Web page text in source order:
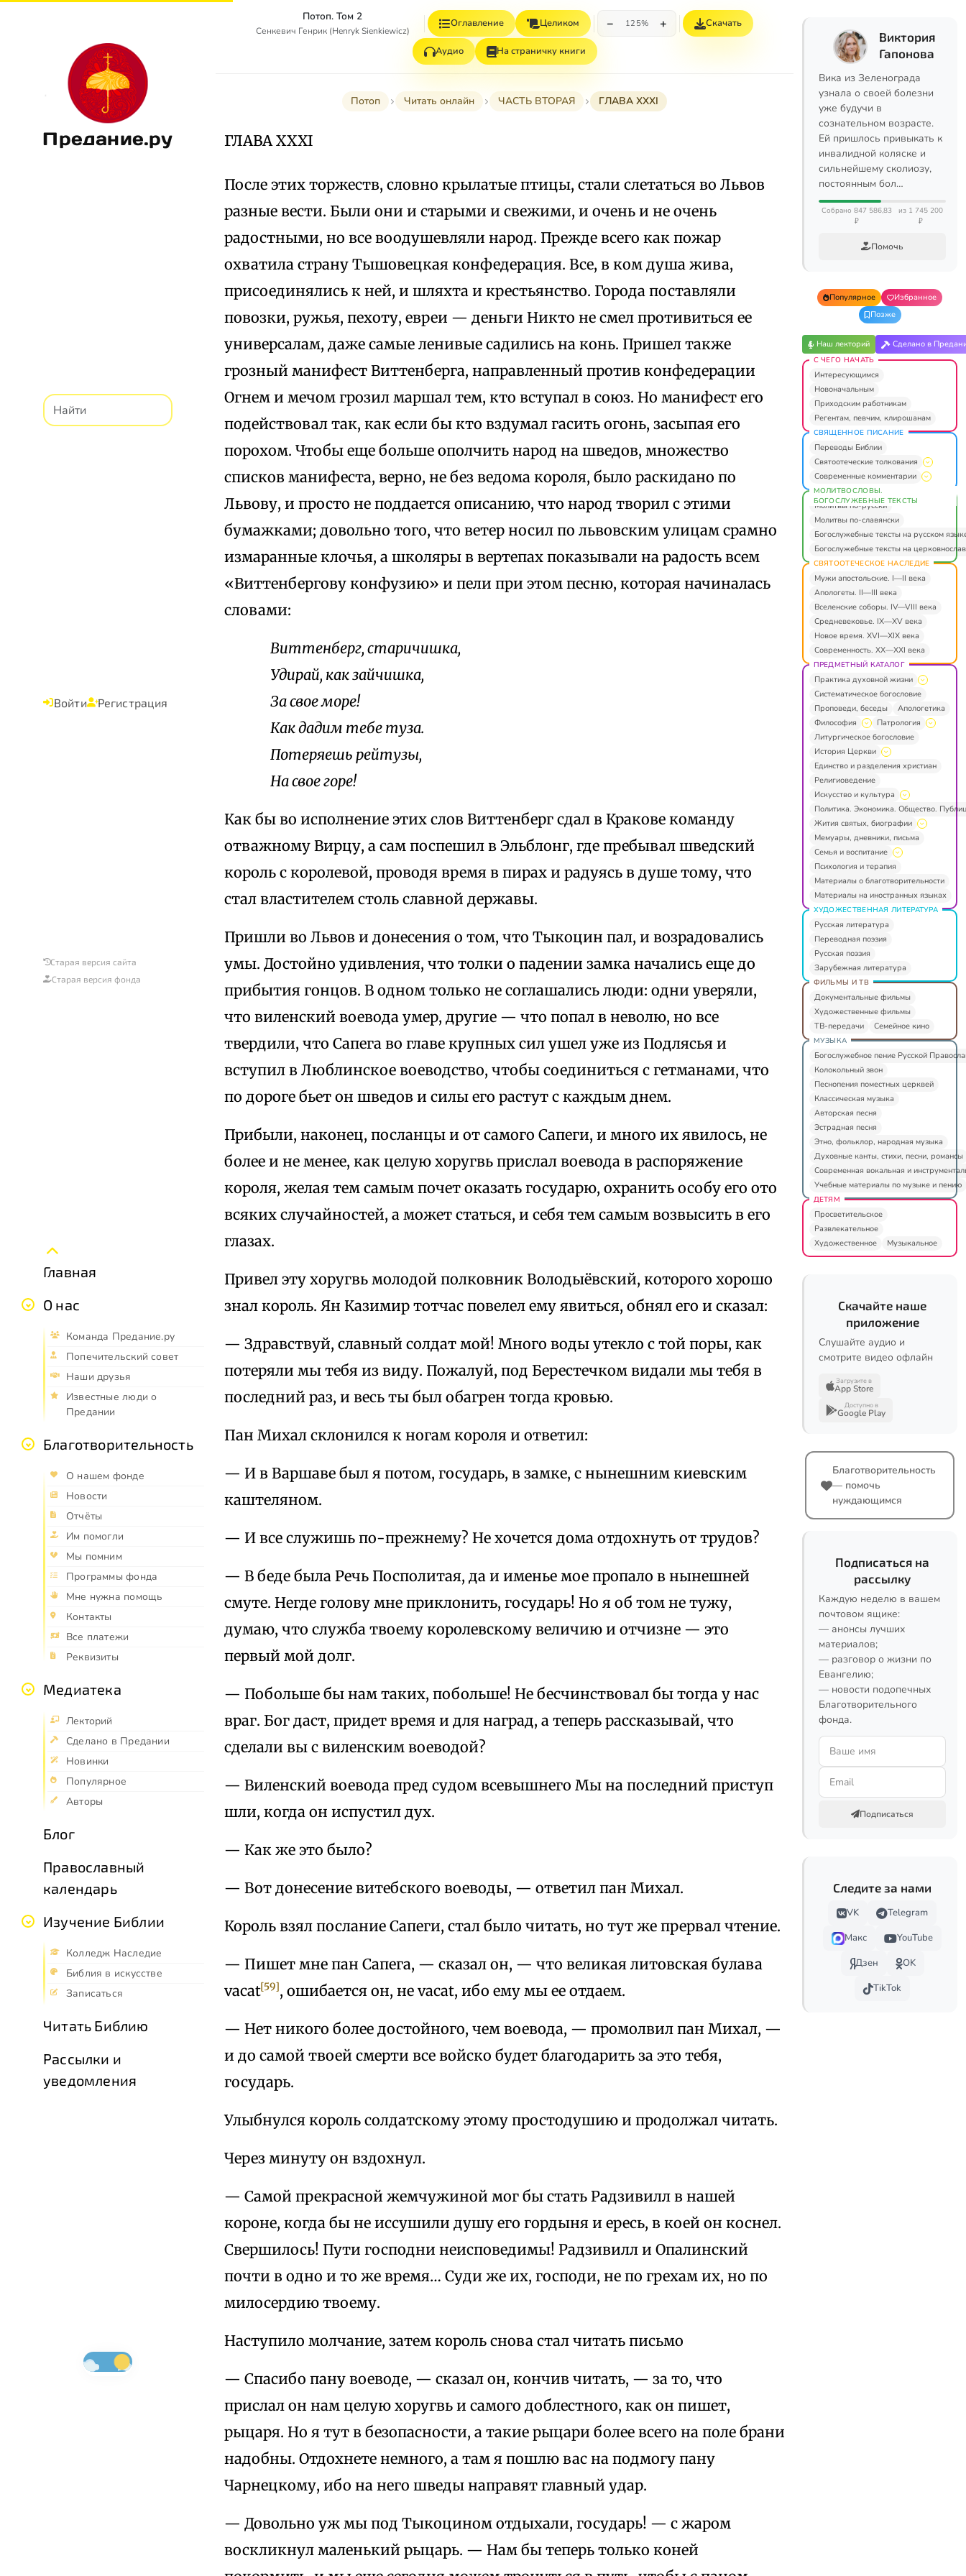
Предание.ру
Войти Регистрация
Старая версия сайта
Старая версия фонда
Главная
О нас
Команда Предание.ру
Попечительский совет
Наши друзья
Известные люди о
Предании
Благотворительность
О нашем фонде
Новости
Отчёты
Им помогли
Мы помним
Программы фонда
Мне нужна помощь
Контакты
Все платежи
Реквизиты
Медиатека
Лекторий
Сделано в Предании
Новинки
Популярное
Авторы
Блог
Православный
календарь
Изучение Библии
Колледж Наследие
Библия в искусстве
Записаться
Читать Библию
Рассылки и
уведомления
Потоп. Том 2
Сенкевич Генрик (Henryk Sienkiewicz)
Оглавление Целиком − 125% + Скачать
Аудио На страничку книги
Потоп Читать онлайн ЧАСТЬ ВТОРАЯ ГЛАВА XXXI
ГЛАВА XXXI
После этих торжеств, словно крылатые птицы, стали слетаться во Львов
разные вести. Были они и старыми и свежими, и очень и не очень
радостными, но все воодушевляли народ. Прежде всего как пожар
охватила страну Тышовецкая конфедерация. Все, в ком душа жива,
присоединялись к ней, и шляхта и крестьянство. Города поставляли
повозки, ружья, пехоту, евреи — деньги Никто не смел противиться ее
универсалам, даже самые ленивые садились на конь. Пришел также
грозный манифест Виттенберга, направленный против конфедерации
Огнем и мечом грозил маршал тем, кто вступал в союз. Но манифест его
подействовал так, как если бы кто вздумал гасить огонь, засыпая его
порохом. Чтобы еще больше ополчить народ на шведов, множество
списков манифеста, верно, не без ведома короля, было раскидано по
Львову, и просто не поддается описанию, что народ творил с этими
бумажками; довольно того, что ветер носил по львовским улицам срамно
измаранные клочья, а школяры в вертепах показывали на радость всем
«Виттенбергову конфузию» и пели при этом песню, которая начиналась
словами:
Виттенберг, старичишка,
Удирай, как зайчишка,
За свое море!
Как дадим тебе туза.
Потеряешь рейтузы,
На свое горе!
Как бы во исполнение этих слов Виттенберг сдал в Кракове команду
отважному Вирцу, а сам поспешил в Эльблонг, где пребывал шведский
король с королевой, проводя время в пирах и радуясь в душе тому, что
стал властителем столь славной державы.
Пришли во Львов и донесения о том, что Тыкоцин пал, и возрадовались
умы. Достойно удивления, что толки о падении замка начались еще до
прибытия гонцов. В одном только не соглашались люди: одни уверяли,
что виленский воевода умер, другие — что попал в неволю, но все
твердили, что Сапега во главе крупных сил ушел уже из Подлясья и
вступил в Люблинское воеводство, чтобы соединиться с гетманами, что
по дороге бьет он шведов и силы его растут с каждым днем.
Прибыли, наконец, посланцы и от самого Сапеги, и много их явилось, не
более и не менее, как целую хоругвь прислал воевода в распоряжение
короля, желая тем самым почет оказать государю, охранить особу его ото
всяких случайностей, а может статься, и себя тем самым возвысить в его
глазах.
Привел эту хоругвь молодой полковник Володыёвский, которого хорошо
знал король. Ян Казимир тотчас повелел ему явиться, обнял его и сказал:
— Здравствуй, славный солдат мой! Много воды утекло с той поры, как
потеряли мы тебя из виду. Пожалуй, под Берестечком видали мы тебя в
последний раз, и весь ты был обагрен тогда кровью.
Пан Михал склонился к ногам короля и ответил:
— И в Варшаве был я потом, государь, в замке, с нынешним киевским
каштеляном.
— И все служишь по-прежнему? Не хочется дома отдохнуть от трудов?
— В беде была Речь Посполитая, да и именье мое пропало в нынешней
смуте. Негде голову мне приклонить, государь! Но я об том не тужу,
думаю, что служба твоему королевскому величию и отчизне — это
первый мой долг.
— Побольше бы нам таких, побольше! Не бесчинствовал бы тогда у нас
враг. Бог даст, придет время и для наград, а теперь рассказывай, что
сделали вы с виленским воеводой?
— Виленский воевода пред судом всевышнего Мы на последний приступ
шли, когда он испустил дух.
— Как же это было?
— Вот донесение витебского воеводы, — ответил пан Михал.
Король взял послание Сапеги, стал было читать, но тут же прервал чтение.
— Пишет мне пан Сапега, — сказал он, — что великая литовская булава
vacat[59], ошибается он, не vacat, ибо ему мы ее отдаем.
— Нет никого более достойного, чем воевода, — промолвил пан Михал, —
и до самой твоей смерти все войско будет благодарить за это тебя,
государь.
Улыбнулся король солдатскому этому простодушию и продолжал читать.
Через минуту он вздохнул.
— Самой прекрасной жемчужиной мог бы стать Радзивилл в нашей
короне, когда бы не иссушили душу его гордыня и ересь, в коей он коснел.
Свершилось! Пути господни неисповедимы! Радзивилл и Опалинский
почти в одно и то же время… Суди же их, господи, не по грехам их, но по
милосердию твоему.
Наступило молчание, затем король снова стал читать письмо
— Спасибо пану воеводе, — сказал он, кончив читать, — за то, что
прислал он нам целую хоругвь и самого доблестного, как он пишет,
рыцаря. Но я тут в безопасности, а такие рыцари более всего на поле брани
надобны. Отдохнете немного, а там я пошлю вас на подмогу пану
Чарнецкому, ибо на него шведы направят главный удар.
— Довольно уж мы под Тыкоцином отдыхали, государь! — с жаром
воскликнул маленький рыцарь. — Нам бы теперь только коней
Виктория
Гапонова
Вика из Зеленограда
узнала о своей болезни
уже будучи в
сознательном возрасте.
Ей пришлось привыкать к
инвалидной коляске и
сильнейшему сколиозу,
постоянным бол…
Собрано 847 586,83
₽
из 1 745 200
₽
Помочь
Популярное
Избранное
Позже
Наш лекторий Сделано в
С ЧЕГО НАЧАТЬ
Интересующимся
Новоначальным
Приходским работникам
Регентам, певчим, клирошанам
СВЯЩЕННОЕ ПИСАНИЕ
Переводы Библии
Святоотеческие толкования
Современные комментарии
МОЛИТВОСЛОВЫ.
БОГОСЛУЖЕБНЫЕ ТЕКСТЫ
Молитвы по-русски
Молитвы по-славянски
Богослужебные тексты на русском
Богослужебные тексты на
СВЯТООТЕЧЕСКОЕ НАСЛЕДИЕ
Мужи апостольские. I—II века
Апологеты. II—III века
Вселенские соборы. IV—VIII века
Средневековье. IX—XV века
Новое время. XVI—XIX века
Современность. XX—XXI века
ПРЕДМЕТНЫЙ КАТАЛОГ
Практика духовной жизни
Систематическое богословие
Проповеди, беседы
Апологетика
Философия
Патрология
Литургическое богословие
История Церкви
Единство и разделения христиан
Религиоведение
Искусство и культура
Политика. Экономика. Общество.
Жития святых, биографии
Мемуары, дневники, письма
Семья и воспитание
Психология и терапия
Материалы о благотворительности
Материалы на иностранных языках
ХУДОЖЕСТВЕННАЯ ЛИТЕРАТУРА
Русская литература
Переводная поэзия
Русская поэзия
Зарубежная литература
ФИЛЬМЫ И ТВ
Документальные фильмы
Художественные фильмы
ТВ-передачи
Семейное кино
МУЗЫКА
Богослужебное пение Русской
Колокольный звон
Песнопения поместных церквей
Классическая музыка
Авторская песня
Эстрадная песня
Этно, фольклор, народная музыка
Духовные канты, стихи, песни, романсы
Современная вокальная и
Учебные материалы по музыке и пению
ДЕТЯМ
Просветительское
Развлекательное
Художественное
Музыкальное
Скачайте наше
приложение
Слушайте аудио и
смотрите видео офлайн
Загрузите в
App Store
Доступно в
Google Play
Благотворительность
— помочь
нуждающимся
Подписаться на
рассылку
Каждую неделю в вашем
почтовом ящике:
— анонсы лучших
материалов;
— разговор о жизни по
Евангелию;
— новости подопечных
Благотворительного
фонда.
Подписаться
Следите за нами
VK
Telegram
Макс
YouTube
Дзен
OK
TikTok